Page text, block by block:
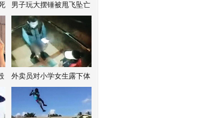
男子玩大摆锤被甩飞坠亡
外卖员对小学女生露下体